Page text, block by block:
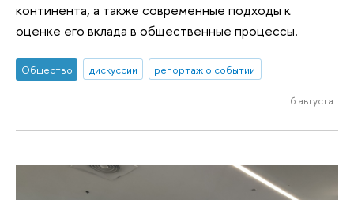
континента, а также современные подходы к
оценке его вклада в общественные процессы.
Общество дискуссии репортаж о событии
6 августа